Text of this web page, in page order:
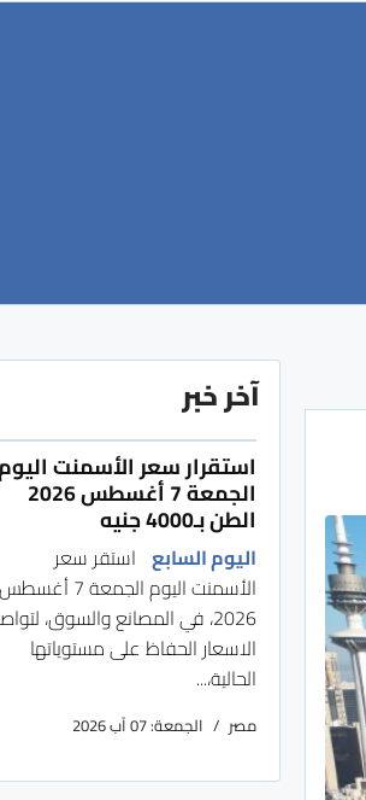
آخر خبر
استقرار سعر الأسمنت
الجمعة 7 أغسطس 2026
الطن بـ4000 جنيه
اليوم السابع استقر سعر
الأسمنت اليوم الجمعة 7 أغسطس
2026، في المصانع والسوق،
الاسعار الحفاظ على مستوياتها
الحالية،...
مصر الجمعة: 07 آب 2026